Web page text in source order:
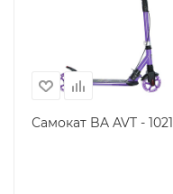
Самокат BA AVT - 1021